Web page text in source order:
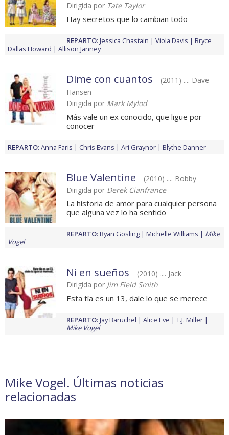
Dirigida por Tate Taylor
Hay secretos que lo cambian todo
REPARTO: Jessica Chastain Viola Davis
Bryce
Dallas Howard
Allison Janney
Dime con cuantos
(2011) .... Dave
Hansen
Dirigida por Mark Mylod
Más vale un ex conocido, que ligue por
conocer
REPARTO: Anna Faris Chris Evans Ari Graynor Blythe Danner
Blue Valentine
(2010) .... Bobby
Dirigida por Derek Cianfrance
La historia de amor para cualquier persona
que alguna vez lo ha sentido
REPARTO: Ryan Gosling Michelle Williams
Mike
Vogel
Ni en sueños
(2010) .... Jack
Dirigida por Jim Field Smith
Esta tía es un 13, dale lo que se merece
REPARTO: Jay Baruchel Alice Eve
T.J. Miller
Mike Vogel
Mike Vogel. Últimas noticias
relacionadas